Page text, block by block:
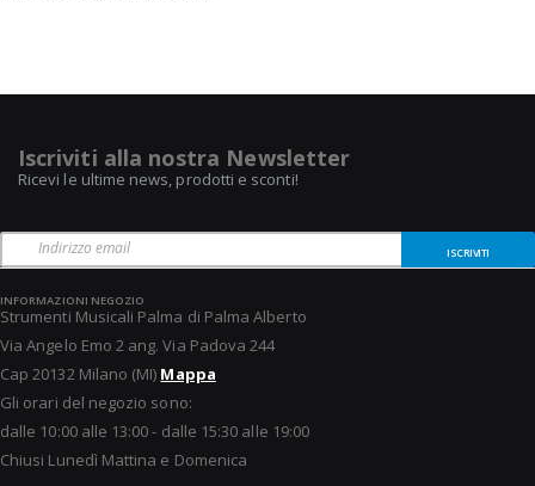
Iscriviti alla nostra Newsletter
Ricevi le ultime news, prodotti e sconti!
ISCRIVITI
INFORMAZIONI NEGOZIO
Strumenti Musicali Palma di Palma Alberto
Via Angelo Emo 2 ang. Via Padova 244
Cap 20132 Milano (MI) Mappa
Gli orari del negozio sono:
dalle 10:00 alle 13:00 - dalle 15:30 alle 19:00
Chiusi Lunedì Mattina e Domenica